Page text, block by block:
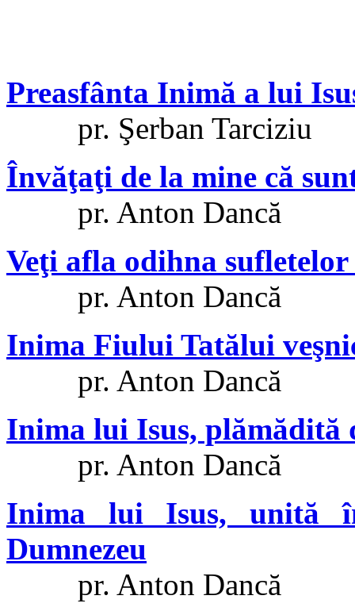
Preasfânta Inimă a lui
pr. Şerban Tarciziu
Învăţaţi de la mine că
pr. Anton Dancă
Veţi afla odihna sufletelor
pr. Anton Dancă
Inima Fiului Tatălui
pr. Anton Dancă
Inima lui Isus, plămădită
pr. Anton Dancă
Inima lui Isus, unită
Dumnezeu
pr. Anton Dancă